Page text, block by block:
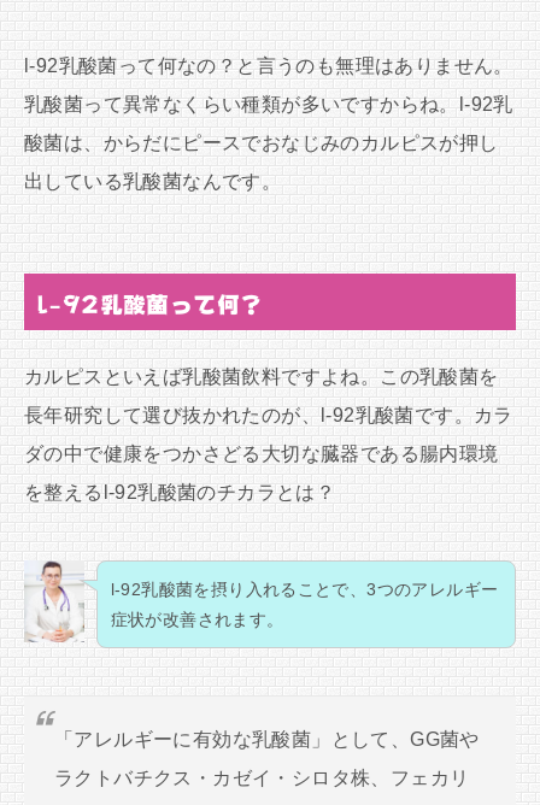
l-92乳酸菌って何なの？と言うのも無理はありません。
乳酸菌って異常なくらい種類が多いですからね。l-92乳
酸菌は、からだにピースでおなじみのカルピスが押し
出している乳酸菌なんです。
l-92乳酸菌って何？
カルピスといえば乳酸菌飲料ですよね。この乳酸菌を
長年研究して選び抜かれたのが、l-92乳酸菌です。カラ
ダの中で健康をつかさどる大切な臓器である腸内環境
を整えるl-92乳酸菌のチカラとは？
l-92乳酸菌を摂り入れることで、3つのアレルギー
症状が改善されます。
「アレルギーに有効な乳酸菌」として、GG菌や
ラクトバチクス・カゼイ・シロタ株、フェカリ